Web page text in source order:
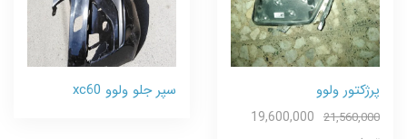
پرژکتور ولوو
21,560,000
19,600,000
سپر جلو ولوو xc60